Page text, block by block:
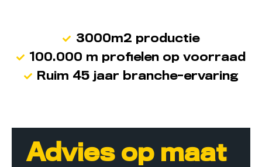
3000m2 productie
100.000 m profielen op voorraad
Ruim 45 jaar branche-ervaring
Advies op maat